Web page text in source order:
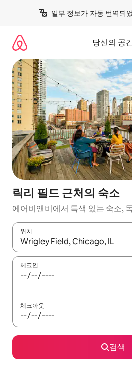
일부 정보가 자동 번역되
당신의 공
릭리 필드 근처의 숙소
에어비앤비에서 특색 있는 숙소,
위치
결과가 나오면 위·아래 화살표 키
체크인
체크아웃
검색